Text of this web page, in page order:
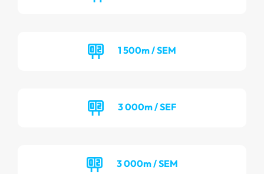
1 500m / SEM
3 000m / SEF
3 000m / SEM